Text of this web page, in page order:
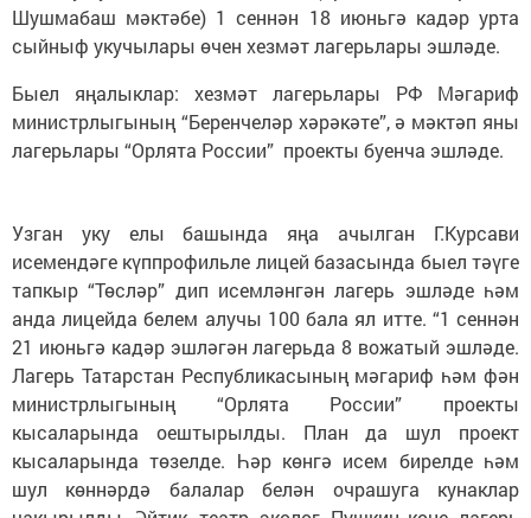
Шушмабаш мәктәбе) 1 сеннән 18 июньгә кадәр урта
сыйныф укучылары өчен хезмәт лагерьлары эшләде.
Быел яңалыклар: хезмәт лагерьлары РФ Мәгариф
министрлыгының “Беренчеләр хәрәкәте”, ә мәктәп яны
лагерьлары “Орлята России” проекты буенча эшләде.
Узган уку елы башында яңа ачылган Г.Курсави
исемендәге күппрофильле лицей базасында быел тәүге
тапкыр “Төсләр” дип исемләнгән лагерь эшләде һәм
анда лицейда белем алучы 100 бала ял итте. “1 сеннән
21 июньгә кадәр эшләгән лагерьда 8 вожатый эшләде.
Лагерь Татарстан Республикасының мәгариф һәм фән
министрлыгының “Орлята России” проекты
кысаларында оештырылды. План да шул проект
кысаларында төзелде. Һәр көнгә исем бирелде һәм
шул көннәрдә балалар белән очрашуга кунаклар